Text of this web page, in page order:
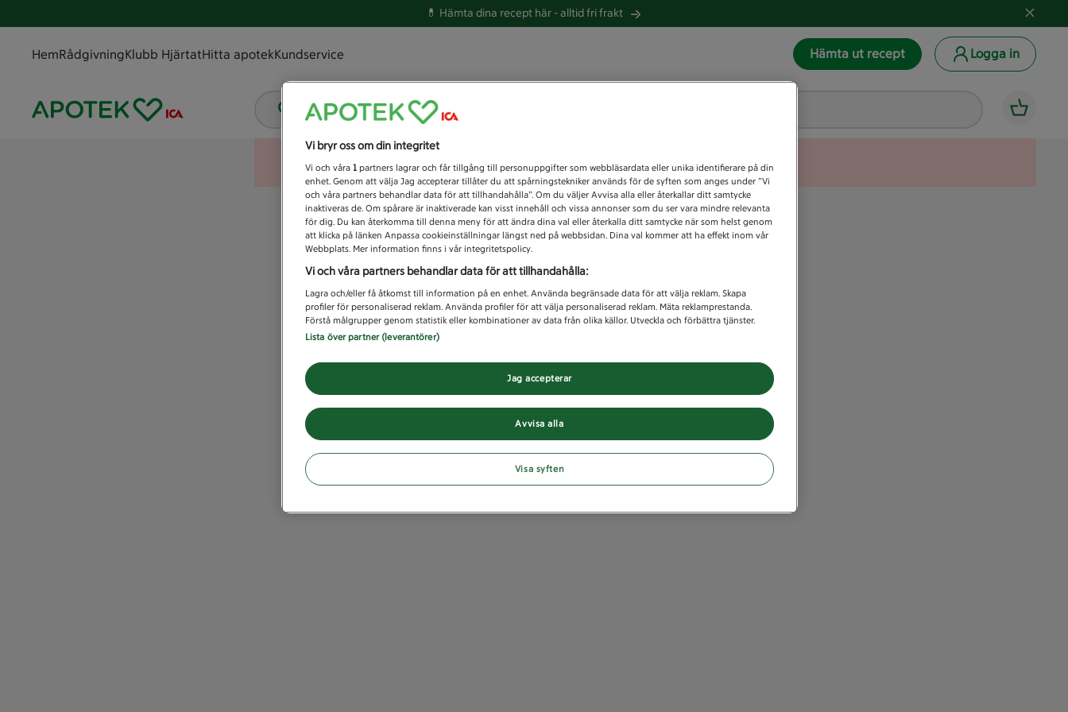
💊 Hämta dina recept här -alltid fri frakt
HemRådgivningKlubb HjärtatHitta apotekKundservice Hämta ut recept Logga in
Vad letar du efter idag?
Unknown error
Vi bryr oss om din integritet
Vi och våra 1 partners lagrar och får tillgång till personuppgifter som webbläsardata eller unika identifierare på din
enhet. Genom att välja Jag accepterar tillåter du att spårningstekniker används för de syften som anges under ”Vi
och våra partners behandlar data för att tillhandahålla”. Om du väljer Avvisa alla eller återkallar ditt samtycke
inaktiveras de. Om spårare är inaktiverade kan visst innehåll och vissa annonser som du ser vara mindre relevanta
för dig. Du kan återkomma till denna meny för att ändra dina val eller återkalla ditt samtycke när som helst genom
att klicka på länken Anpassa cookieinställningar längst ned på webbsidan. Dina val kommer att ha effekt inom vår
Webbplats. Mer information finns i vår integritetspolicy.
Vi och våra partners behandlar data för att tillhandahålla:
Lagra och/eller få åtkomst till information på en enhet. Använda begränsade data för att välja reklam. Skapa
profiler för personaliserad reklam. Använda profiler för att välja personaliserad reklam. Mäta reklamprestanda.
Förstå målgrupper genom statistik eller kombinationer av data från olika källor. Utveckla och förbättra tjänster.
Lista över partner (leverantörer)
Avvisa alla
Jag accepterar
Visa syften